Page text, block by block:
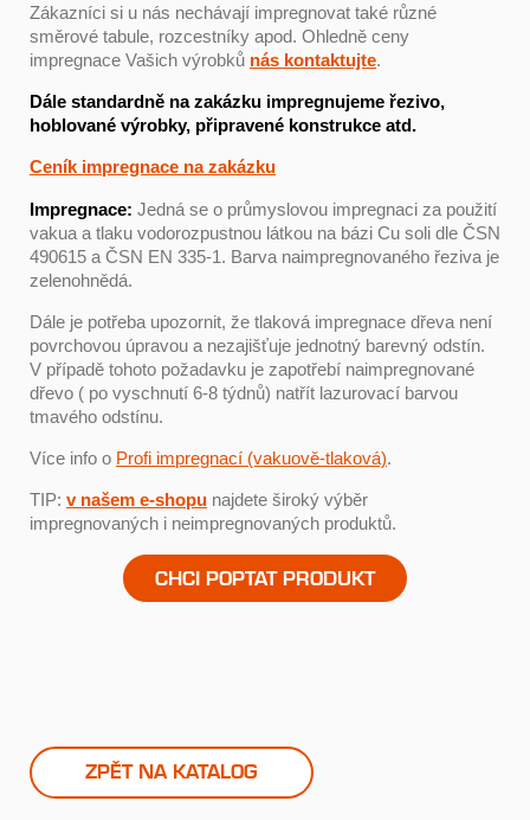
Zákazníci si u nás nechávají impregnovat také různé
směrové tabule, rozcestníky apod. Ohledně ceny
impregnace Vašich výrobků nás kontaktujte.
Dále standardně na zakázku impregnujeme řezivo,
hoblované výrobky, připravené konstrukce atd.
Ceník impregnace na zakázku
Impregnace: Jedná se o průmyslovou impregnaci za použití
vakua a tlaku vodorozpustnou látkou na bázi Cu soli dle ČSN
490615 a ČSN EN 335-1. Barva naimpregnovaného řeziva je
zelenohnědá.
Dále je potřeba upozornit, že tlaková impregnace dřeva není
povrchovou úpravou a nezajišťuje jednotný barevný odstín.
V případě tohoto požadavku je zapotřebí naimpregnované
dřevo ( po vyschnutí 6-8 týdnů) natřít lazurovací barvou
tmavého odstínu.
Více info o Profi impregnací (vakuově-tlaková).
TIP: v našem e-shopu najdete široký výběr
impregnovaných i neimpregnovaných produktů.
CHCI POPTAT PRODUKT
ZPĚT NA KATALOG